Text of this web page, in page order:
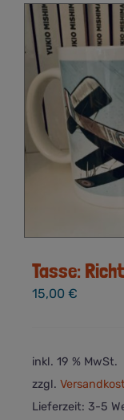
Tasse:
15,00 €
inkl. 19 % MwSt.
zzgl.
Lieferzeit: 3-5